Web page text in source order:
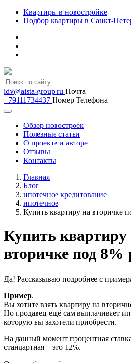
Квартиры в новостройке
Подбор квартиры в Санкт-
idv@aista-group.ru Почта
+79111734437 Номер Телефона
Обзор новостроек
Полезные статьи
О проекте и авторе
Отзывы
Контакты
Главная
Блог
ипотечное кредитование
ипотечное
Купить квартиру на вторичке
Купить квартиру
вторичке под 8%
Да! Рассказываю подробнее с
Пример.
Вы хотите взять квартиру на
Но продавец ещё сам выплачивает
которую вы захотели приобрести.
На данный момент процентная
стандартная – это 12%.